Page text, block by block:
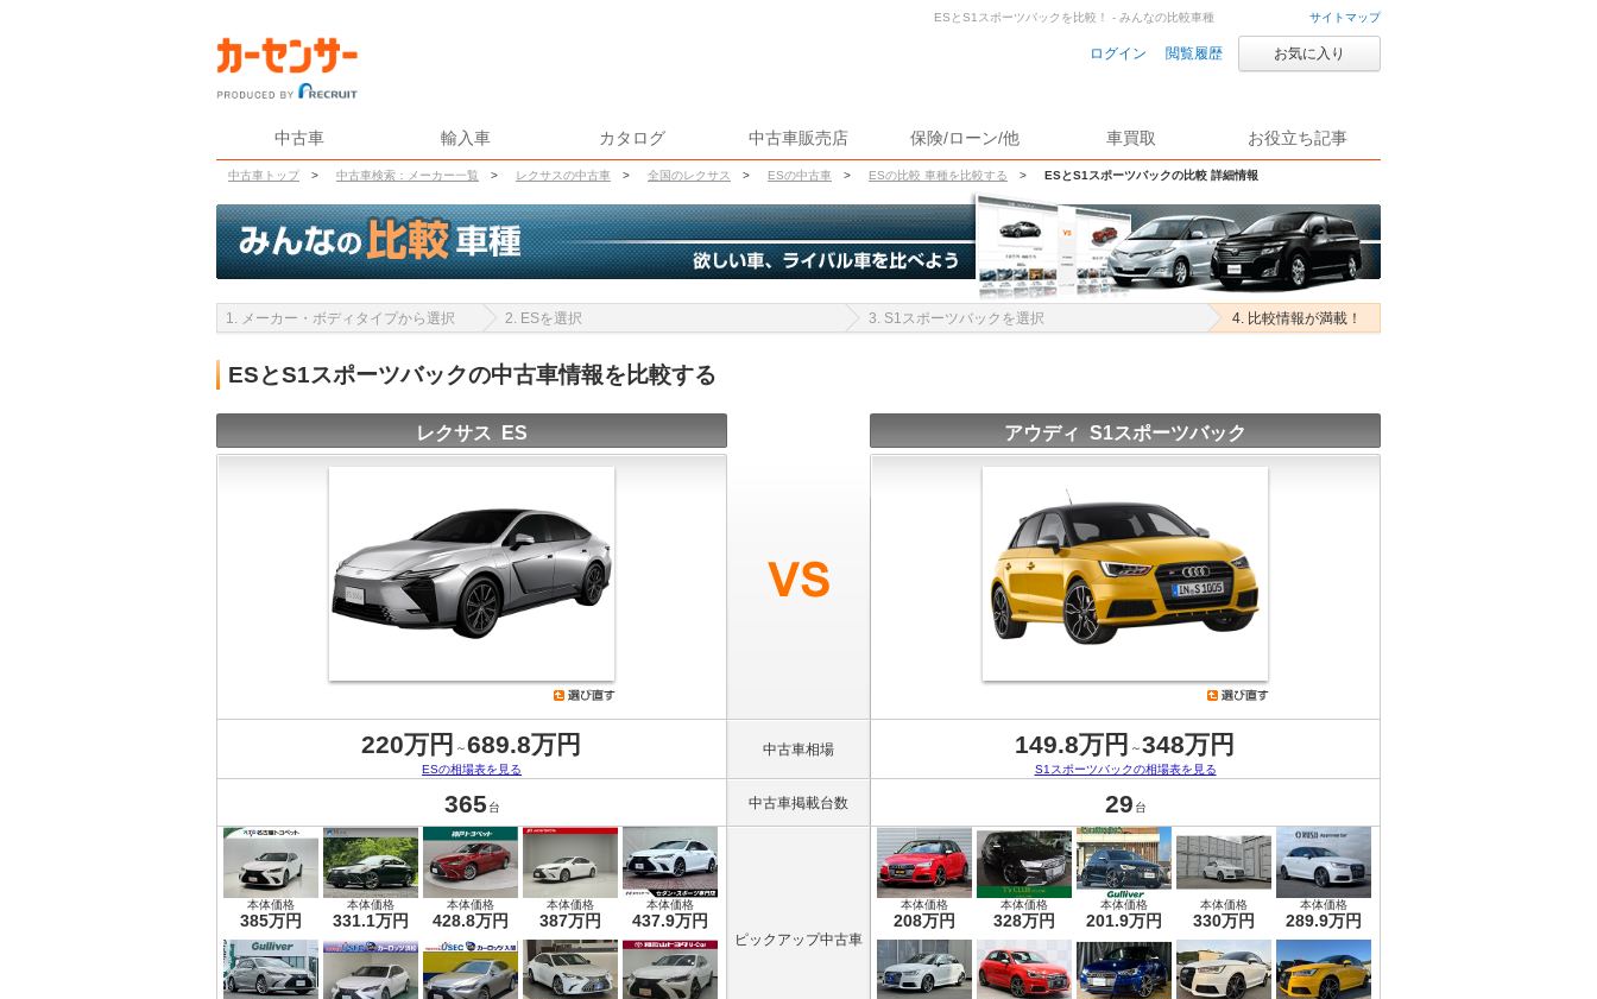
サイトマップ
ログイン 閲覧履歴 お気に入り
中古車 輸入車 カタログ 中古車販売店 保険/ローン/他 車買取 お役立ち記事
中古車トップ > 中古車検索：メーカー一覧 > レクサスの中古車 > 全国のレクサス > ESの中古車 > ESの比較 車種を比較する > ESとS1スポーツバックの比較 詳細情報
ESとS1スポーツバックを比較！ - みんなの比較車種
1. メーカー・ボディタイプから選択 2. ESを選択 3. S1スポーツバックを選択 4. 比較情報が満載！
ESとS1スポーツバックの中古車情報を比較する
レクサス ES アウディ S1スポーツバック
220万円 ～689.8万円
ESの相場表を見る
中古車相場 149.8万円 ～348万円
S1スポーツバックの相場表を見る
365 台 中古車掲載台数 29 台
本体価格
385万円
本体価格
331.1万円
本体価格
428.8万円
本体価格
387万円
本体価格
437.9万円
ピックアップ中古車
本体価格
208万円
本体価格
328万円
本体価格
201.9万円
本体価格
330万円
本体価格
289.9万円